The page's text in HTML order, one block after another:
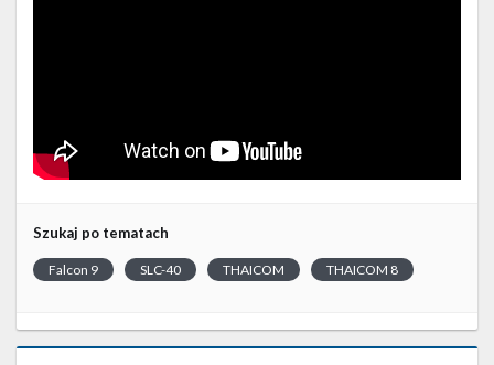
Szukaj po tematach
Falcon 9 SLC-40 THAICOM THAICOM 8